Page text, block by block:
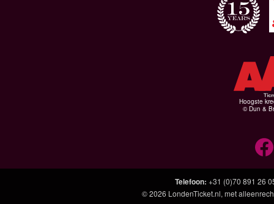
Hoogste
© Dun &
Telefoon: +31 (0)70 891 26
© 2026 LondenTicket.nl, met